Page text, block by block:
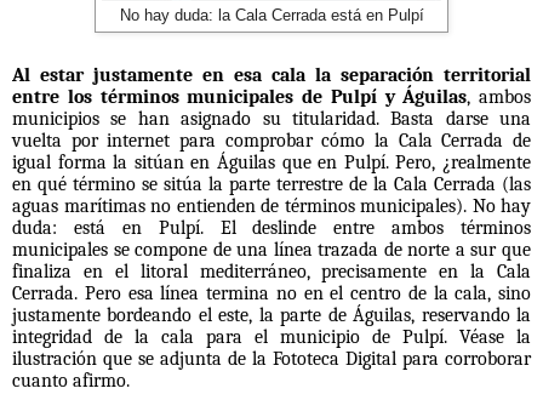
No hay duda: la Cala Cerrada está en Pulpí
Al estar justamente en esa cala la separación territorial
entre los términos municipales de Pulpí y Águilas, ambos
municipios se han asignado su titularidad. Basta darse una
vuelta por internet para comprobar cómo la Cala Cerrada de
igual forma la sitúan en Águilas que en Pulpí. Pero, ¿realmente
en qué término se sitúa la parte terrestre de la Cala Cerrada (las
aguas marítimas no entienden de términos municipales). No hay
duda: está en Pulpí. El deslinde entre ambos términos
municipales se compone de una línea trazada de norte a sur que
finaliza en el litoral mediterráneo, precisamente en la Cala
Cerrada. Pero esa línea termina no en el centro de la cala, sino
justamente bordeando el este, la parte de Águilas, reservando la
integridad de la cala para el municipio de Pulpí. Véase la
ilustración que se adjunta de la Fototeca Digital para corroborar
cuanto afirmo.